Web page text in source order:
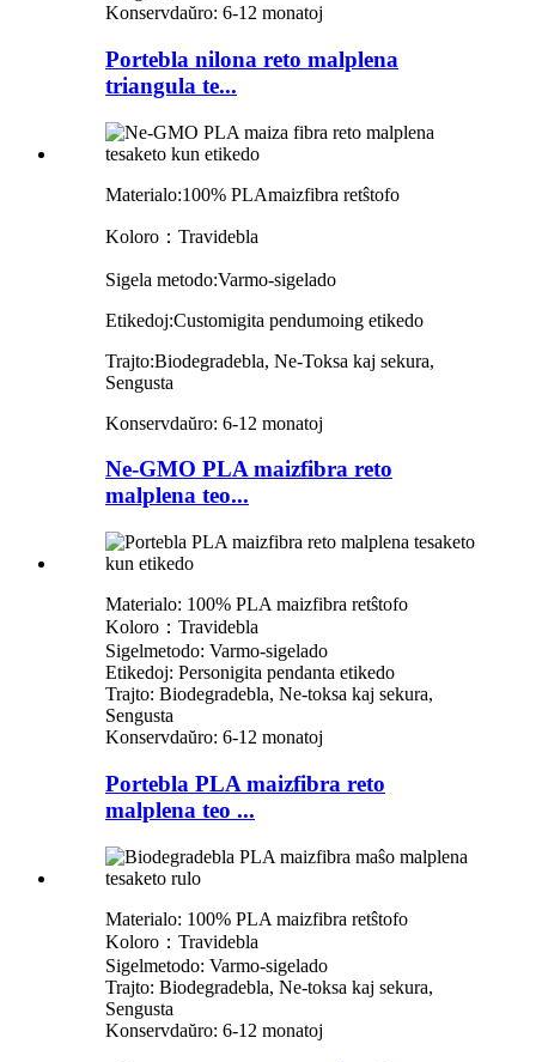
Konservdaŭro: 6-12 monatoj
Portebla nilona reto malplena
triangula te...
Materialo:100% PLAmaizfibra retŝtofo
Koloro： Travidebla
Sigela metodo:Varmo-sigelado
Etikedoj:Customigita pendumoing etikedo
Trajto:Biodegradebla, Ne-Toksa kaj sekura,
Sengusta
Konservdaŭro: 6-12 monatoj
Ne-GMO PLA maizfibra reto
malplena teo...
Materialo: 100% PLA maizfibra retŝtofo
Koloro：Travidebla
Sigelmetodo: Varmo-sigelado
Etikedoj: Personigita pendanta etikedo
Trajto: Biodegradebla, Ne-toksa kaj sekura,
Sengusta
Konservdaŭro: 6-12 monatoj
Portebla PLA maizfibra reto
malplena teo ...
Materialo: 100% PLA maizfibra retŝtofo
Koloro：Travidebla
Sigelmetodo: Varmo-sigelado
Trajto: Biodegradebla, Ne-toksa kaj sekura,
Sengusta
Konservdaŭro: 6-12 monatoj